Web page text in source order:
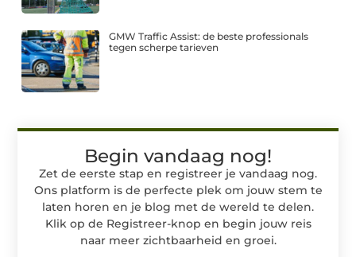
GMW Traffic Assist: de beste professionals
tegen scherpe tarieven
Begin vandaag nog!
Zet de eerste stap en registreer je vandaag nog.
Ons platform is de perfecte plek om jouw stem te
laten horen en je blog met de wereld te delen.
Klik op de Registreer-knop en begin jouw reis
naar meer zichtbaarheid en groei.